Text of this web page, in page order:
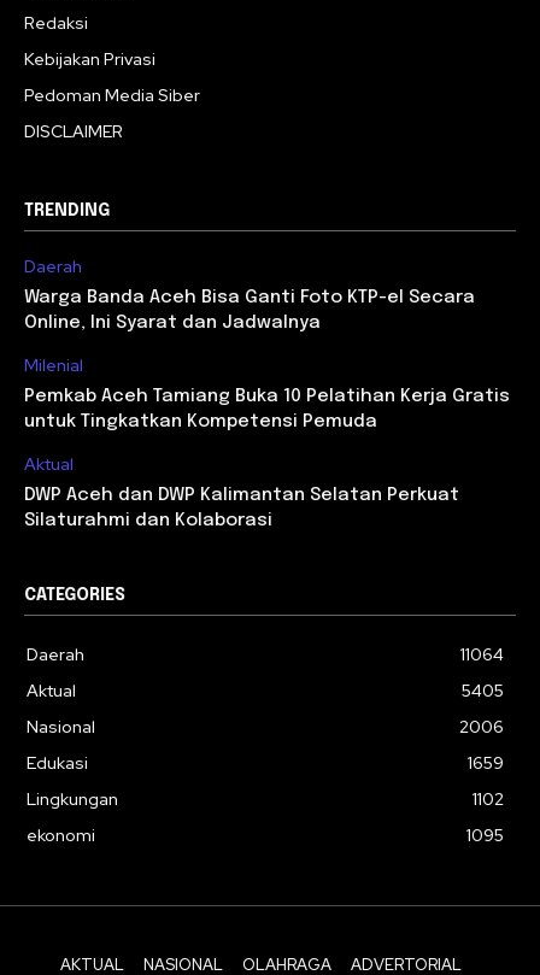
Redaksi
Kebijakan Privasi
Pedoman Media Siber
DISCLAIMER
TRENDING
Daerah
Warga Banda Aceh Bisa Ganti Foto KTP-el Secara
Online, Ini Syarat dan Jadwalnya
Milenial
Pemkab Aceh Tamiang Buka 10 Pelatihan Kerja Gratis
untuk Tingkatkan Kompetensi Pemuda
Aktual
DWP Aceh dan DWP Kalimantan Selatan Perkuat
Silaturahmi dan Kolaborasi
CATEGORIES
Daerah
11064
Aktual
5405
Nasional
2006
Edukasi
1659
Lingkungan
1102
ekonomi
1095
AKTUAL NASIONAL OLAHRAGA ADVERTORIAL